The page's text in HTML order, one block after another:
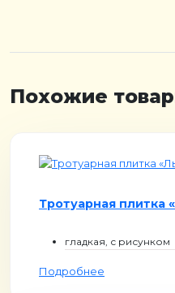
Похожие
Тротуарная плитка
гладкая, с рисунком
Подробнее